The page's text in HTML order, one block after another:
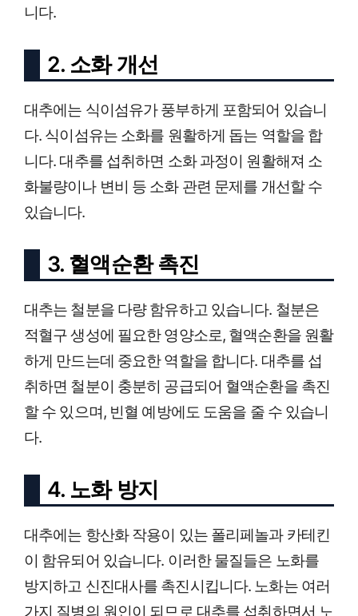
니다.
2. 소화 개선
대추에는 식이섬유가 풍부하게 포함되어 있습니
다. 식이섬유는 소화를 원활하게 돕는 역할을 합
니다. 대추를 섭취하면 소화 과정이 원활해져 소
화불량이나 변비 등 소화 관련 문제를 개선할 수
있습니다.
3. 혈액순환 촉진
대추는 철분을 다량 함유하고 있습니다. 철분은
적혈구 생성에 필요한 영양소로, 혈액순환을 원활
하게 만드는데 중요한 역할을 합니다. 대추를 섭
취하면 철분이 충분히 공급되어 혈액순환을 촉진
할 수 있으며, 빈혈 예방에도 도움을 줄 수 있습니
다.
4. 노화 방지
대추에는 항산화 작용이 있는 폴리페놀과 카테킨
이 함유되어 있습니다. 이러한 물질들은 노화를
방지하고 신진대사를 촉진시킵니다. 노화는 여러
가지 질병의 원인이 되므로 대추를 섭취하면서 노